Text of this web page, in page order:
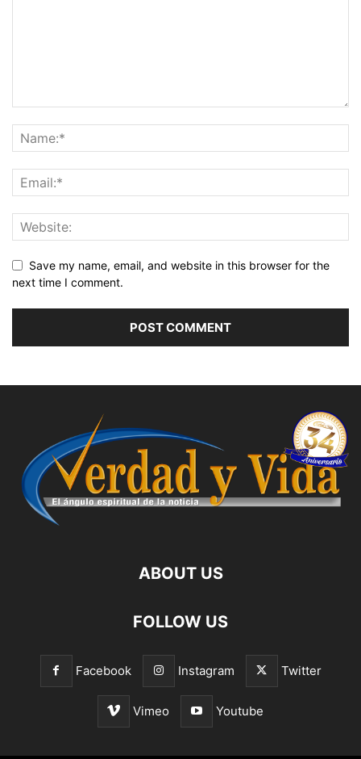
Save my name, email, and website in this browser for the
next time I comment.
ABOUT US
FOLLOW US
Facebook Instagram Twitter
Vimeo Youtube